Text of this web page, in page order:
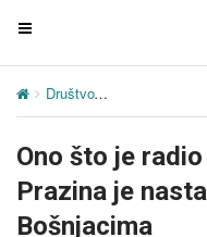
T
g
e
n
Društvo
Ono što je
Prazina je
Bošnjacima